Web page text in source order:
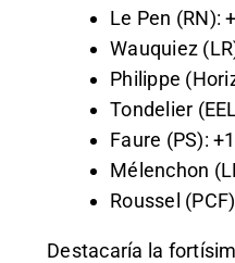
Le Pen (RN):
Wauquiez
Philippe
Tondelier
Faure (PS):
Mélenchon
Roussel
Destacaría la